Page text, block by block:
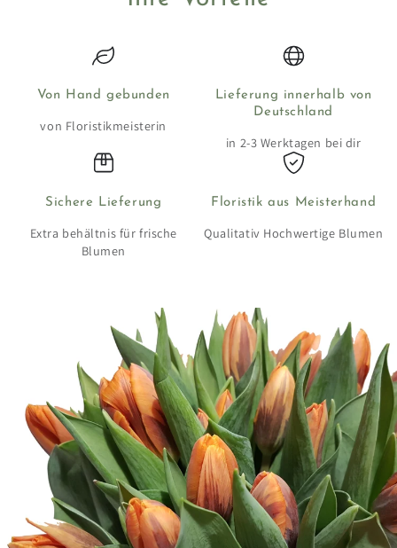
Von Hand gebunden
von Floristikmeisterin
Lieferung innerhalb von
Deutschland
in 2-3 Werktagen bei dir
Sichere Lieferung
Extra behältnis für frische
Blumen
Floristik aus Meisterhand
Qualitativ Hochwertige Blumen